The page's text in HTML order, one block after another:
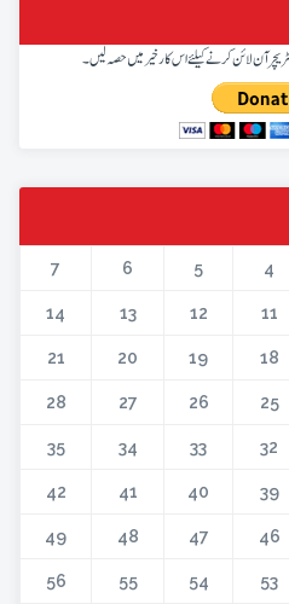
آن لائن کرنے کیلئے اس کار خیر میں حصہ لیں۔
4
5
6
7
11
12
13
14
18
19
20
21
25
26
27
28
32
33
34
35
39
40
41
42
46
47
48
49
53
54
55
56